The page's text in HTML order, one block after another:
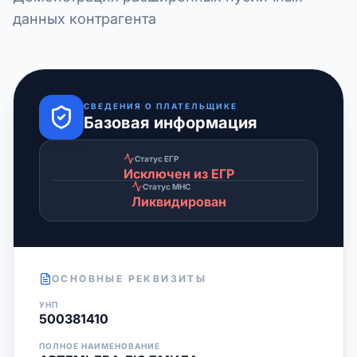
данных контрагента
СВЕДЕНИЯ О ПЛАТЕЛЬЩИКЕ
Базовая информация
Статус ЕГР
Исключен из ЕГР
Статус МНС
Ликвидирован
ОСНОВНЫЕ РЕКВИЗИТЫ
УНП
500381410
ПОЛНОЕ НАИМЕНОВАНИЕ